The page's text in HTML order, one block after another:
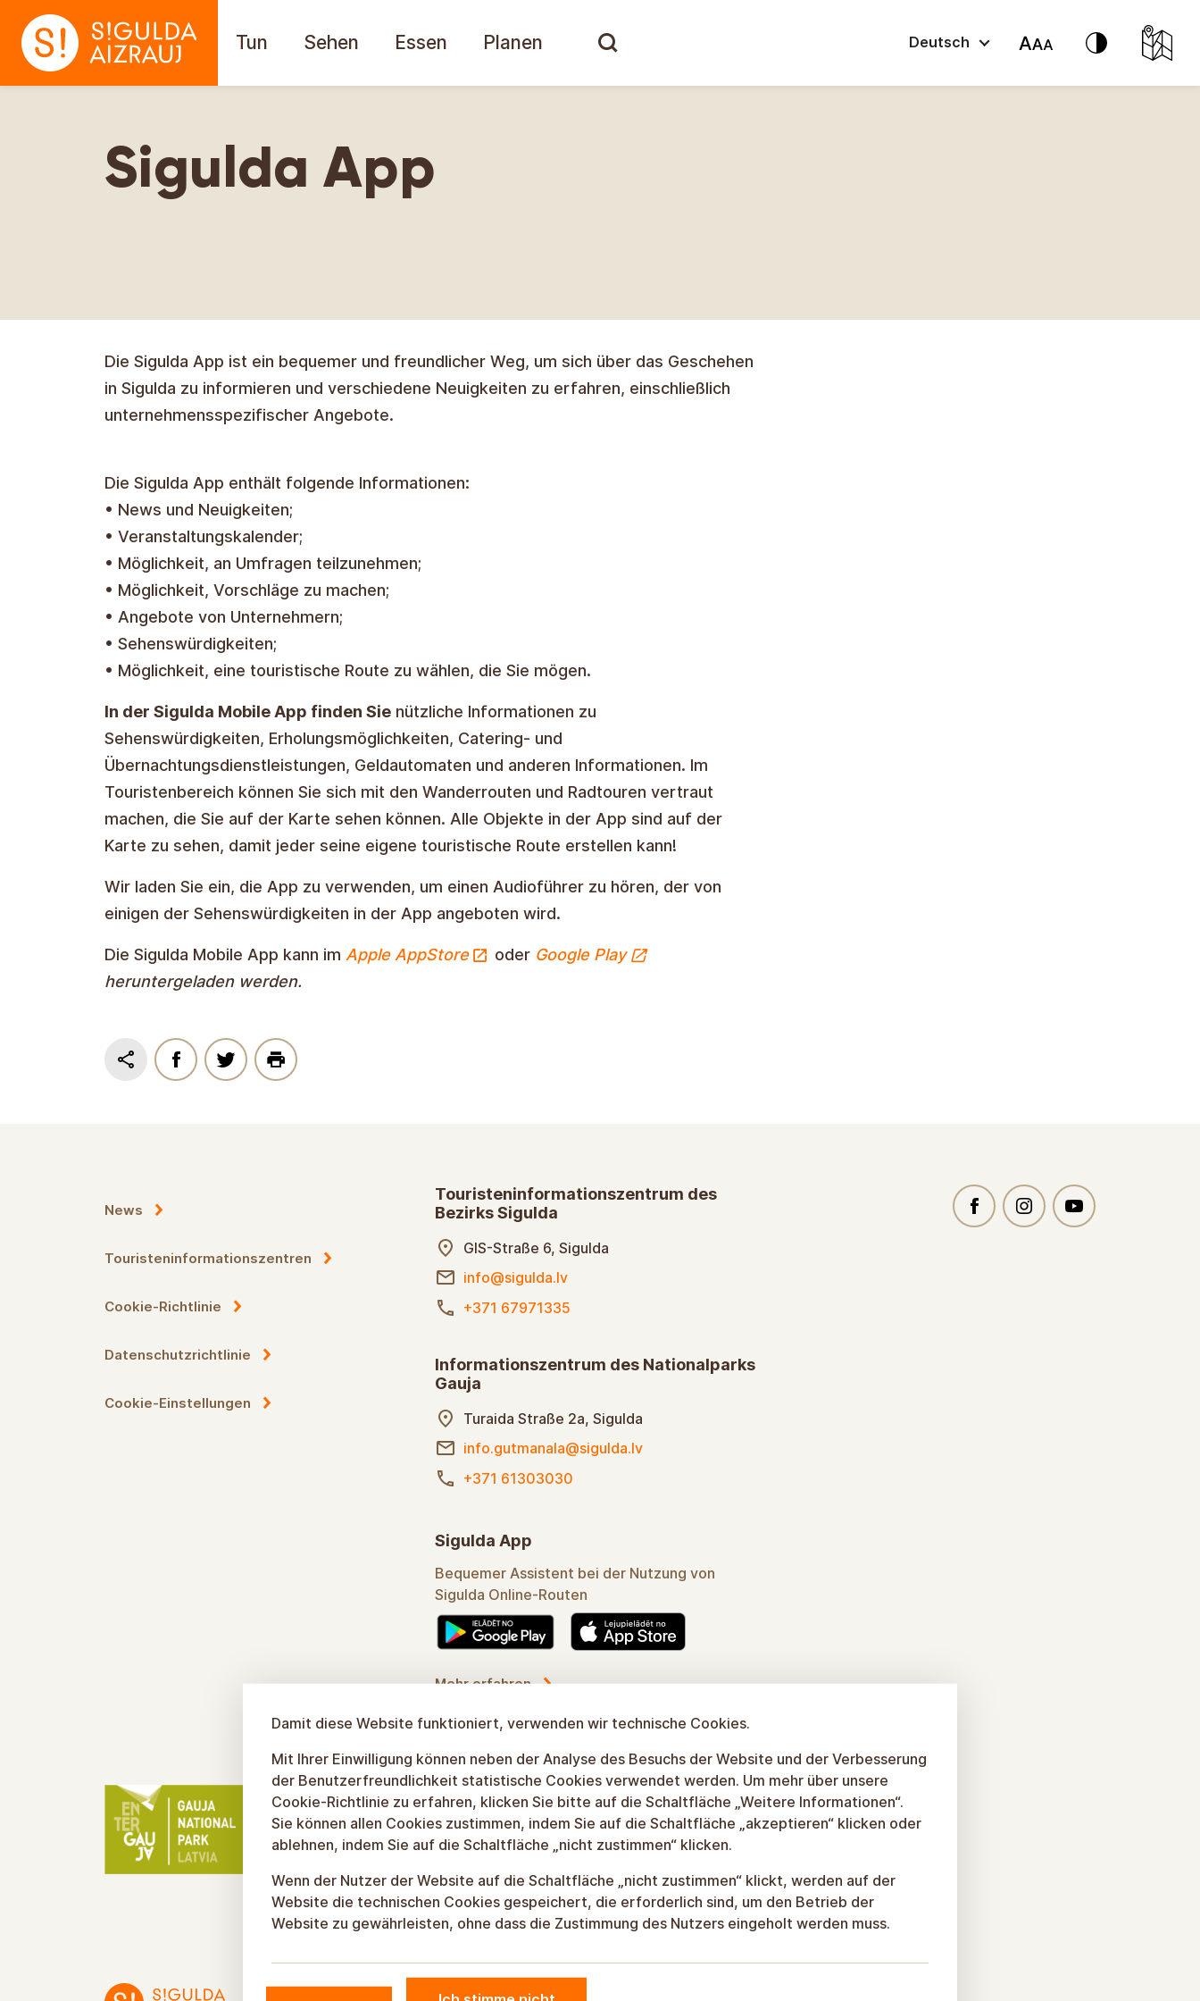
Tun Sehen Essen Planen Deutsch
Sigulda App
Die Sigulda App ist ein bequemer und freundlicher Weg, um sich über das Geschehen
in Sigulda zu informieren und verschiedene Neuigkeiten zu erfahren, einschließlich
unternehmensspezifischer Angebote.
Die Sigulda App enthält folgende Informationen:
• News und Neuigkeiten;
• Veranstaltungskalender;
• Möglichkeit, an Umfragen teilzunehmen;
• Möglichkeit, Vorschläge zu machen;
• Angebote von Unternehmern;
• Sehenswürdigkeiten;
• Möglichkeit, eine touristische Route zu wählen, die Sie mögen.
In der Sigulda Mobile App finden Sie nützliche Informationen zu
Sehenswürdigkeiten, Erholungsmöglichkeiten, Catering- und
Übernachtungsdienstleistungen, Geldautomaten und anderen Informationen. Im
Touristenbereich können Sie sich mit den Wanderrouten und Radtouren vertraut
machen, die Sie auf der Karte sehen können. Alle Objekte in der App sind auf der
Karte zu sehen, damit jeder seine eigene touristische Route erstellen kann!
Wir laden Sie ein, die App zu verwenden, um einen Audioführer zu hören, der von
einigen der Sehenswürdigkeiten in der App angeboten wird.
Die Sigulda Mobile App kann im Apple AppStore oder Google Play
heruntergeladen werden.
News
Touristeninformationszentren
Cookie-Richtlinie
Datenschutzrichtlinie
Cookie-Einstellungen
Touristeninformationszentrum des
Bezirks Sigulda
GIS-Straße 6, Sigulda
info@sigulda.lv
+371 67971335
Informationszentrum des Nationalparks
Gauja
Turaida Straße 2a, Sigulda
info.gutmanala@sigulda.lv
+371 61303030
Sigulda App
Bequemer Assistent bei der Nutzung von
Sigulda Online-Routen
Mehr erfahren
Damit diese Website funktioniert, verwenden wir technische Cookies.
Mit Ihrer Einwilligung können neben der Analyse des Besuchs der Website und der Verbesserung
der Benutzerfreundlichkeit statistische Cookies verwendet werden. Um mehr über unsere
Cookie-Richtlinie zu erfahren, klicken Sie bitte auf die Schaltfläche „Weitere Informationen“.
Sie können allen Cookies zustimmen, indem Sie auf die Schaltfläche „akzeptieren“ klicken oder
ablehnen, indem Sie auf die Schaltfläche „nicht zustimmen“ klicken.
Wenn der Nutzer der Website auf die Schaltfläche „nicht zustimmen“ klickt, werden auf der
Website die technischen Cookies gespeichert, die erforderlich sind, um den Betrieb der
Website zu gewährleisten, ohne dass die Zustimmung des Nutzers eingeholt werden muss.